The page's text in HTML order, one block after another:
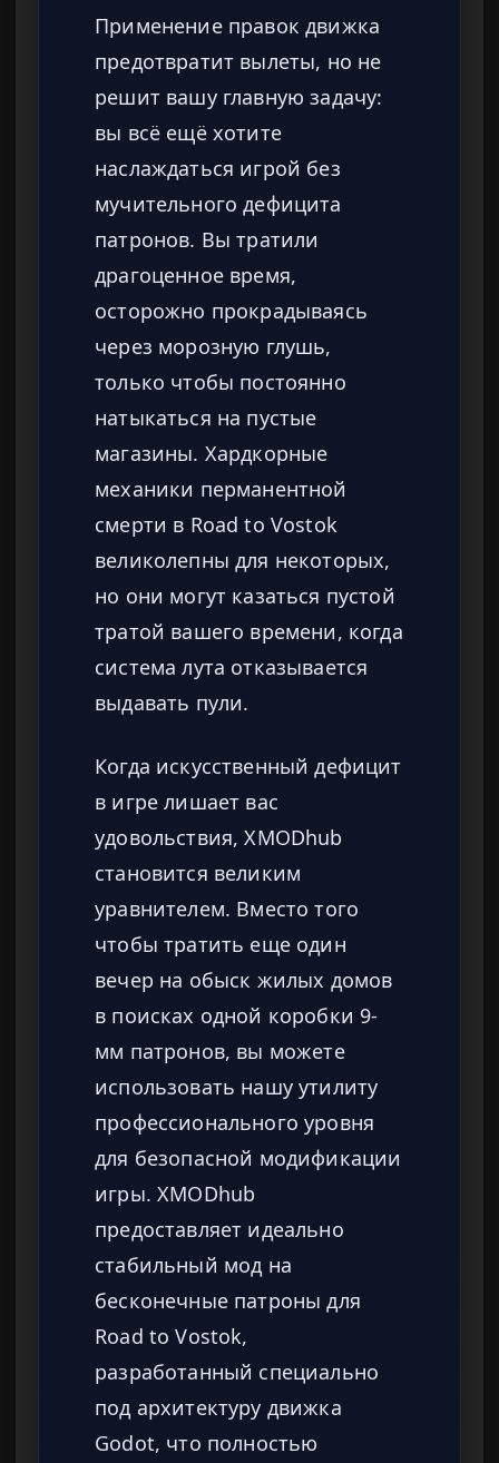
Применение правок движка
предотвратит вылеты, но не
решит вашу главную задачу:
вы всё ещё хотите
наслаждаться игрой без
мучительного дефицита
патронов. Вы тратили
драгоценное время,
осторожно прокрадываясь
через морозную глушь,
только чтобы постоянно
натыкаться на пустые
магазины. Хардкорные
механики перманентной
смерти в Road to Vostok
великолепны для некоторых,
но они могут казаться пустой
тратой вашего времени, когда
система лута отказывается
выдавать пули.
Когда искусственный дефицит
в игре лишает вас
удовольствия, XMODhub
становится великим
уравнителем. Вместо того
чтобы тратить еще один
вечер на обыск жилых домов
в поисках одной коробки 9-
мм патронов, вы можете
использовать нашу утилиту
профессионального уровня
для безопасной модификации
игры. XMODhub
предоставляет идеально
стабильный мод на
бесконечные патроны для
Road to Vostok,
разработанный специально
под архитектуру движка
Godot, что полностью